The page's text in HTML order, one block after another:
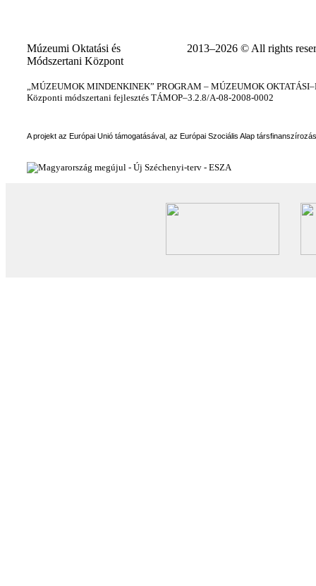
Múzeumi Oktatási és
Módszertani Központ
2013–2026 © All rights
„MÚZEUMOK MINDENKINEK” PROGRAM – MÚZEUMOK
Központi módszertani fejlesztés TÁMOP–3.2.8/A-08-2008-0002
A projekt az Európai Unió támogatásával, az Európai Szociális Alap